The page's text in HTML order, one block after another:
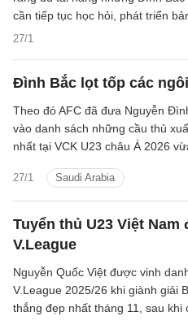
27/1
cần tiếp tục học hỏi, phát triển
trong tương lai.
Đình Bắc lọt tốp các
27/1 Saudi Arabia
Theo đó AFC đã đưa Nguyễn
vào danh sách những cầu thủ
nhất tại VCK U23 châu Á 2026
Tuyển thủ U23 Việt
V.League
Nguyễn Quốc Việt được vinh
V.League 2025/26 khi giành giải
thắng đẹp nhất tháng 11, sau khi